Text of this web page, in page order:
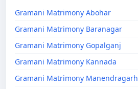
Gramani Matrimony Abohar
Gramani Matrimony Baranagar
Gramani Matrimony Gopalganj
Gramani Matrimony Kannada
Gramani Matrimony Manendragarh